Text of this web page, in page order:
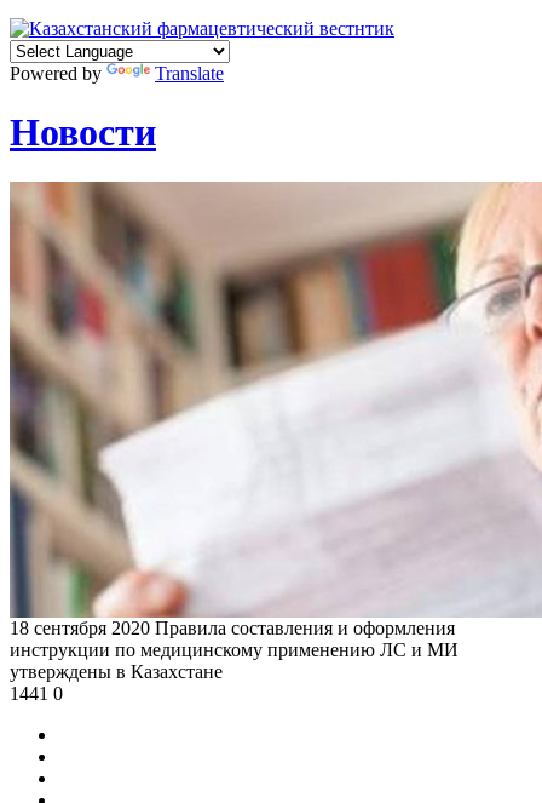
Powered by Translate
Новости
18 сентября 2020 Правила составления и оформления
инструкции по медицинскому применению ЛС и МИ
утверждены в Казахстане
1441 0